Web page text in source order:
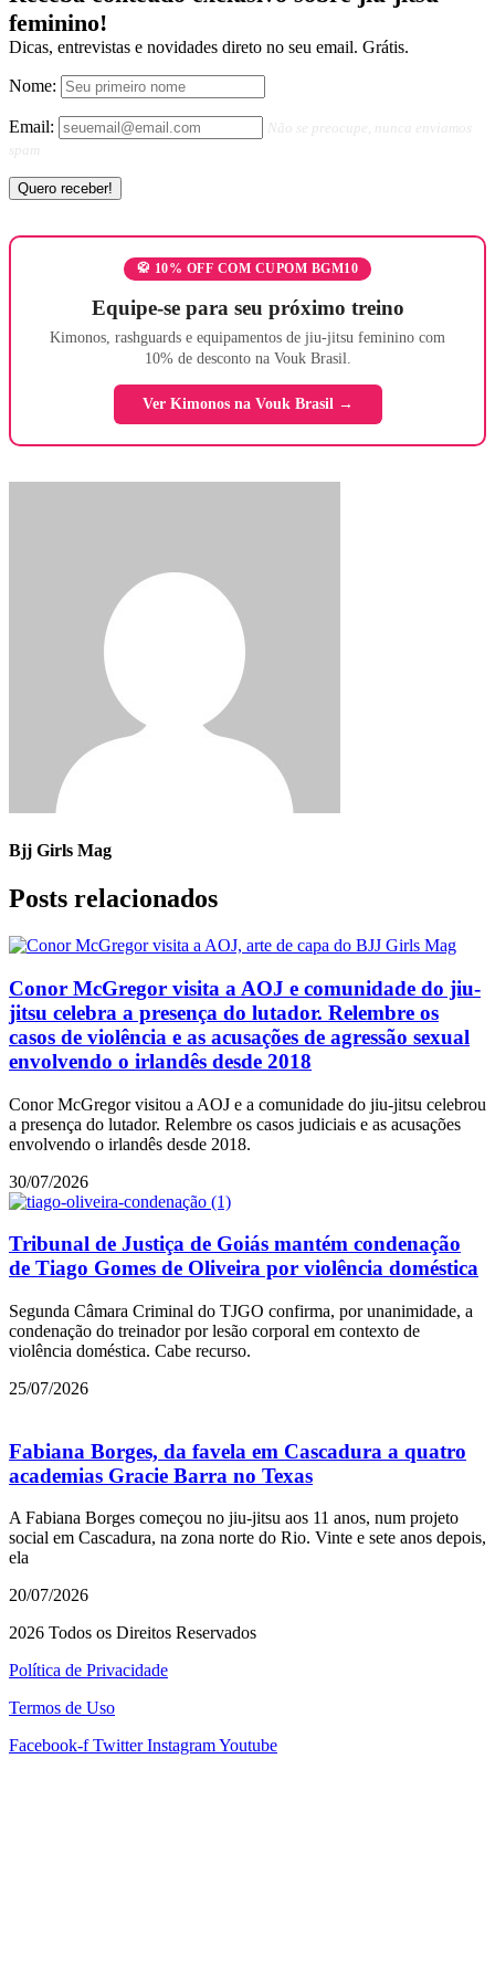
feminino!
Dicas, entrevistas e novidades direto no seu email. Grátis.
Nome:
Email:
Não se preocupe, nunca enviamos
spam
🥋 10% OFF COM CUPOM BGM10
Equipe-se para seu próximo treino
Kimonos, rashguards e equipamentos de jiu-jitsu feminino com
10% de desconto na Vouk Brasil.
Ver Kimonos na Vouk Brasil →
Bjj Girls Mag
Posts relacionados
Conor McGregor visita a AOJ e comunidade do jiu-
jitsu celebra a presença do lutador. Relembre os
casos de violência e as acusações de agressão sexual
envolvendo o irlandês desde 2018
Conor McGregor visitou a AOJ e a comunidade do jiu-jitsu celebrou
a presença do lutador. Relembre os casos judiciais e as acusações
envolvendo o irlandês desde 2018.
30/07/2026
Tribunal de Justiça de Goiás mantém condenação
de Tiago Gomes de Oliveira por violência doméstica
Segunda Câmara Criminal do TJGO confirma, por unanimidade, a
condenação do treinador por lesão corporal em contexto de
violência doméstica. Cabe recurso.
25/07/2026
Fabiana Borges, da favela em Cascadura a quatro
academias Gracie Barra no Texas
A Fabiana Borges começou no jiu-jitsu aos 11 anos, num projeto
social em Cascadura, na zona norte do Rio. Vinte e sete anos depois,
ela
20/07/2026
2026 Todos os Direitos Reservados
Política de Privacidade
Termos de Uso
Facebook-f Twitter InstagramYoutube